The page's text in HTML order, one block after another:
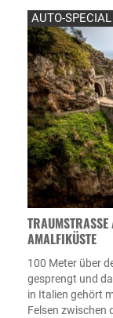
AUTO-SPECIAL
TRAUMSTRASSE
MALFIKÜSTE
100 Meter über
gesprengt und
in Italien gehört
Felsen zwischen